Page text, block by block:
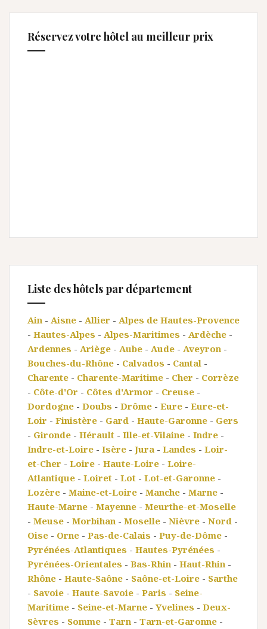
Réservez votre hôtel au meilleur prix
Liste des hôtels par département
Ain - Aisne - Allier - Alpes de Hautes-Provence
- Hautes-Alpes - Alpes-Maritimes - Ardèche -
Ardennes - Ariège - Aube - Aude - Aveyron -
Bouches-du-Rhône - Calvados - Cantal -
Charente - Charente-Maritime - Cher - Corrèze
- Côte-d'Or - Côtes d'Armor - Creuse -
Dordogne - Doubs - Drôme - Eure - Eure-et-
Loir - Finistère - Gard - Haute-Garonne - Gers
- Gironde - Hérault - Ille-et-Vilaine - Indre -
Indre-et-Loire - Isère - Jura - Landes - Loir-
et-Cher - Loire - Haute-Loire - Loire-
Atlantique - Loiret - Lot - Lot-et-Garonne -
Lozère - Maine-et-Loire - Manche - Marne -
Haute-Marne - Mayenne - Meurthe-et-Moselle
- Meuse - Morbihan - Moselle - Nièvre - Nord -
Oise - Orne - Pas-de-Calais - Puy-de-Dôme -
Pyrénées-Atlantiques - Hautes-Pyrénées -
Pyrénées-Orientales - Bas-Rhin - Haut-Rhin -
Rhône - Haute-Saône - Saône-et-Loire - Sarthe
- Savoie - Haute-Savoie - Paris - Seine-
Maritime - Seine-et-Marne - Yvelines - Deux-
Sèvres - Somme - Tarn - Tarn-et-Garonne -